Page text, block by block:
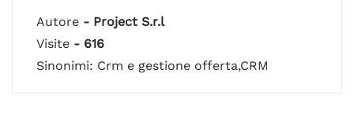
Autore - Project S.r.l
Visite - 616
Sinonimi: Crm e gestione offerta,CRM